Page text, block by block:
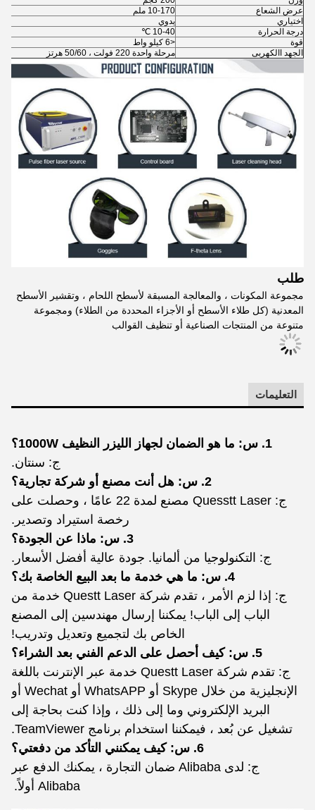
عرض الشعاع
10-170 ملم
اختياري
يدوي
درجة الحرارة
10-40 ℃
قوة
<6 كيلو واط
الجهد االكهربى
مرحلة واحدة 220 فولت ، 50/60 هرتز
طلب
مجموعة المكونات ، والمعالجة المسبقة لأسطح اللحام ، وتقشير الأسطح
المعدنية (كل طلاء الأسطح أو الأجزاء المحددة من الطلاء) ومجموعة
متنوعة من المنتجات الصناعية أو تنظيف القوالب
التعليمات
1. س: ما هو الضمان لجهاز الليزر النظيف 1000W؟
ج: سنتان.
2. س: هل أنت مصنع أو شركة تجارية؟
ج: Quesstt Laser مصنع لمدة 22 عامًا ، وحصلت على
رخصة استيراد وتصدير.
3. س: ماذا عن الجودة؟
ج: التكنولوجيا من ألمانيا. جودة عالية أفضل الأسعار.
4. س: ما هي خدمة ما بعد البيع الخاصة بك؟
ج: إذا لزم الأمر ، تقدم شركة Questt Laser خدمة من
الباب إلى الباب! يمكننا إرسال مهندسين إلى المصنع
الخاص بك لتجميع وتعديل وتدريب!
5. س: كيف أحصل على الدعم الفني بعد الشراء؟
ج: تقدم شركة Questt Laser خدمة عبر الإنترنت باللغة
الإنجليزية من خلال Skype أو WhatsAPP أو Wechat أو
البريد الإلكتروني وما إلى ذلك ، وإذا كنت بحاجة إلى
تشغيل عن بُعد ، فيمكننا استخدام برنامج TeamViewer.
6. س: كيف يمكنني التأكد من دفعتي؟
ج: لدى Alibaba ضمان التجارة ، يمكنك الدفع عبر
Alibaba أولاً.